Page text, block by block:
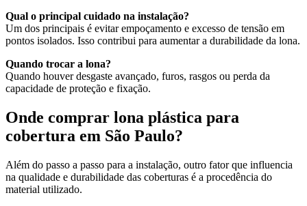
Qual o principal cuidado na instalação?
Um dos principais é evitar empoçamento e excesso de tensão em
pontos isolados. Isso contribui para aumentar a durabilidade da lona.
Quando trocar a lona?
Quando houver desgaste avançado, furos, rasgos ou perda da
capacidade de proteção e fixação.
Onde comprar lona plástica para
cobertura em São Paulo?
Além do passo a passo para a instalação, outro fator que influencia
na qualidade e durabilidade das coberturas é a procedência do
material utilizado.